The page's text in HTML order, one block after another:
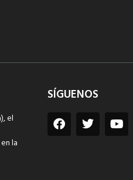
el
la
SÍGUENOS